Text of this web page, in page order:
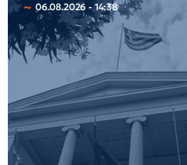
06.08.2026 - 14:38